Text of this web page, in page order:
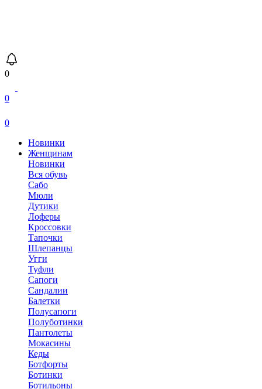
0
0
0
Новинки
Женщинам
Новинки
Вся обувь
Сабо
Мюли
Дутики
Лоферы
Кроссовки
Тапочки
Шлепанцы
Угги
Туфли
Сапоги
Сандалии
Балетки
Полусапоги
Полуботинки
Пантолеты
Мокасины
Кеды
Ботфорты
Ботинки
Ботильоны